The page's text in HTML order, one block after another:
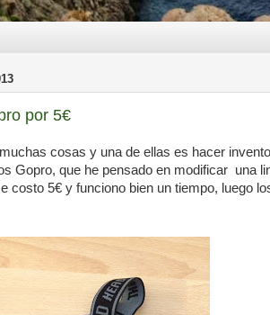
por 5€
cosas y una de ellas es hacer
Gopro, que he pensado en modificar una
costo 5€ y funciono bien un tiempo, luego